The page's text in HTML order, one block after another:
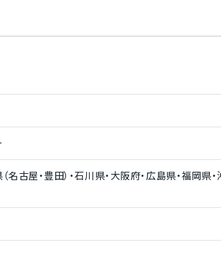
名古屋・豊田）・石川県・大阪府・広島県・福岡県・